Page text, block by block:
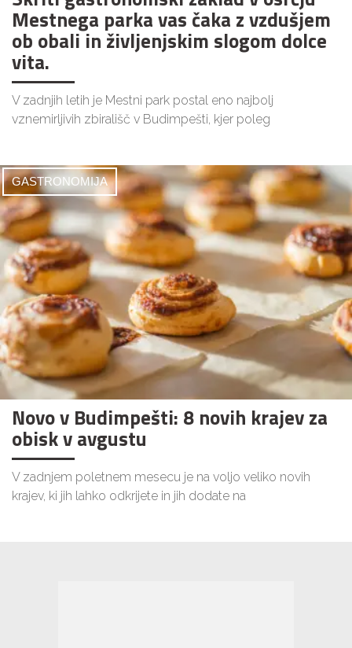
Mestnega parka vas čaka z vzdušjem
ob obali in življenjskim slogom dolce
vita.
V zadnjih letih je Mestni park postal eno najbolj
vznemirljivih zbirališč v Budimpešti, kjer poleg
GASTRONOMIJA
Novo v Budimpešti: 8 novih krajev za
obisk v avgustu
V zadnjem poletnem mesecu je na voljo veliko novih
krajev, ki jih lahko odkrijete in jih dodate na